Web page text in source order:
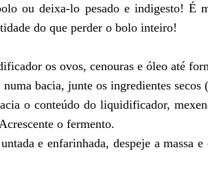
ou deixa-lo pesado e indigesto!É
do que perder o bolo inteiro!
os ovos, cenouras eóleo até
numa bacia, junte os ingredientes
o conteúdo do liquidificador,
o fermento.
e enfarinhada, despeje a massa